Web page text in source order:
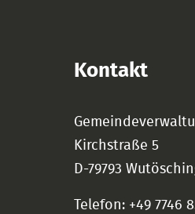
Kontakt
Kirchstraße 5
D-79793
Telefon: +49 7746